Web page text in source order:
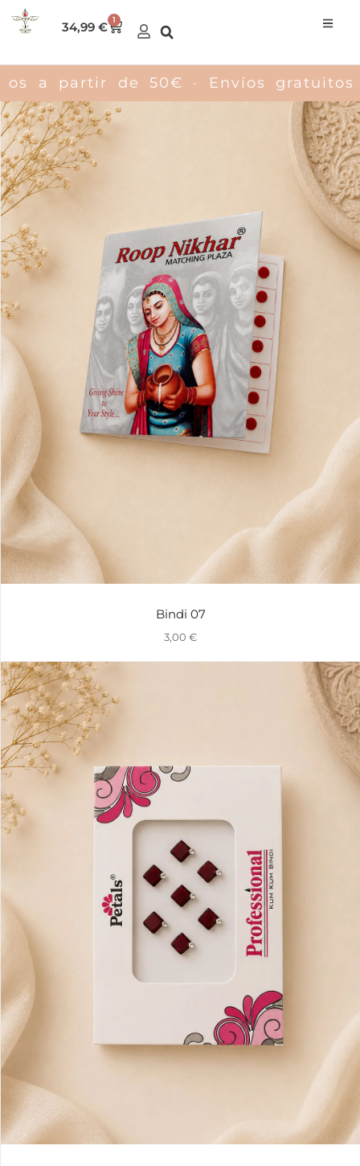
34,99 € 1
Carrito
de 50€ · Envíos gratuitos a
Bindi 07
3,00 €